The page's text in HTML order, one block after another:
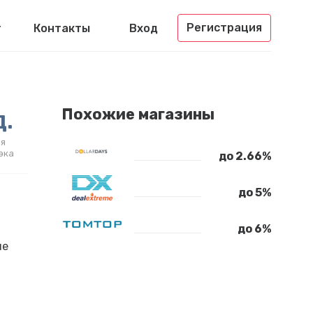
Контакты Вход Регистрация
Похожие магазины
до 2.66%
до 5%
до 6%